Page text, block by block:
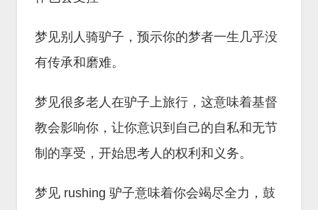
梦见别人骑驴子，预示你的梦者一生几乎没
有传承和磨难。
梦见很多老人在驴子上旅行，这意味着基督
教会影响你，让你意识到自己的自私和无节
制的享受，开始思考人的权利和义务。
梦见 rushing 驴子意味着你会竭尽全力，鼓